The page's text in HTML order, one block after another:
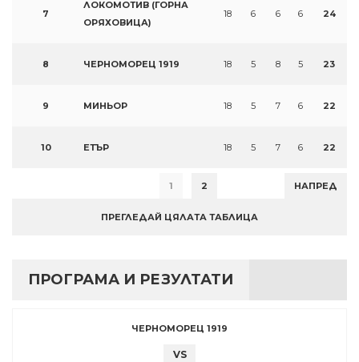
7
ЛОКОМОТИВ (ГОРНА
ОРЯХОВИЦА)
18 6 6 6 24
8 ЧЕРНОМОРЕЦ 1919 18 5 8 5 23
9 МИНЬОР 18 5 7 6 22
10 ЕТЪР 18 5 7 6 22
1 2 НАПРЕД
ПРЕГЛЕДАЙ ЦЯЛАТА ТАБЛИЦА
ПРОГРАМА И РЕЗУЛТАТИ
ЧЕРНОМОРЕЦ 1919
VS